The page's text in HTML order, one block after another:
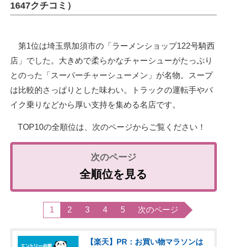
1647クチコミ）
第1位は埼玉県加須市の「ラーメンショップ122号騎西
店」でした。大きめで柔らかなチャーシューがたっぷり
とのった「スーパーチャーシューメン」が名物。スープ
は比較的さっぱりとした味わい。トラックの運転手やバ
イク乗りなどから厚い支持を集める名店です。
TOP10の全順位は、次のページからご覧ください！
全順位を見る
1 2 3 4 5 次のページ
【楽天】PR：お買い物マラソンは